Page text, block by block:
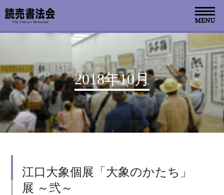
2018年10月
江口大象個展「大象のかたち」
展 ～弐～
お知らせ
読売書法会について
読売書法展
関連書道展